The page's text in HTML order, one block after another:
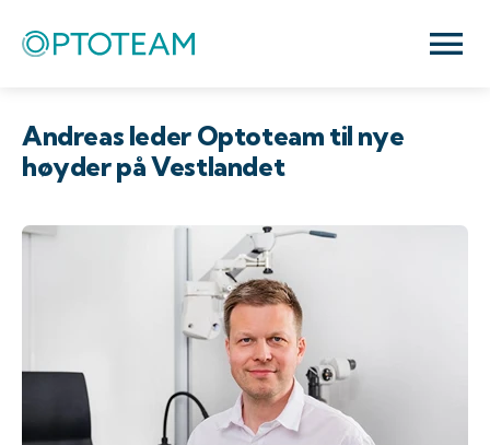
Andreas leder Optoteam til nye
høyder på Vestlandet